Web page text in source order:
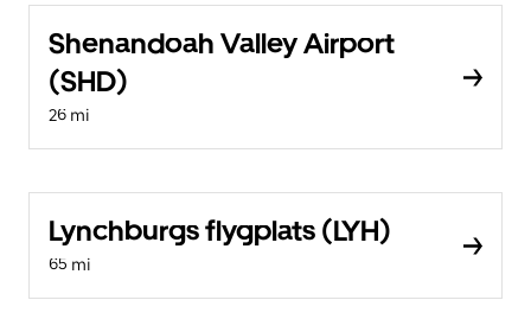
Shenandoah Valley Airport
(SHD)
26 mi
Lynchburgs flygplats (LYH)
65 mi